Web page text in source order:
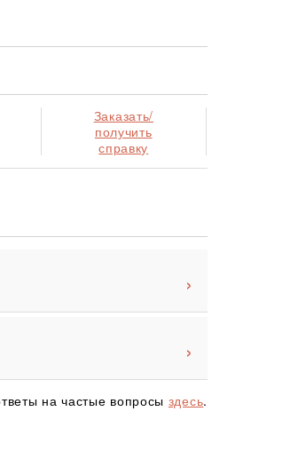
Заказать/
получить
справку
на частые вопросы здесь.